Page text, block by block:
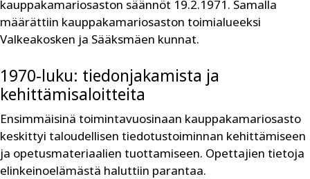
kauppakamariosaston säännöt 19.2.1971. Samalla
määrättiin kauppakamariosaston toimialueeksi
Valkeakosken ja Sääksmäen kunnat.
1970-luku: tiedonjakamista ja
kehittämisaloitteita
Ensimmäisinä toimintavuosinaan kauppakamariosasto
keskittyi taloudellisen tiedotustoiminnan kehittämiseen
ja opetusmateriaalien tuottamiseen. Opettajien tietoja
elinkeinoelämästä haluttiin parantaa.